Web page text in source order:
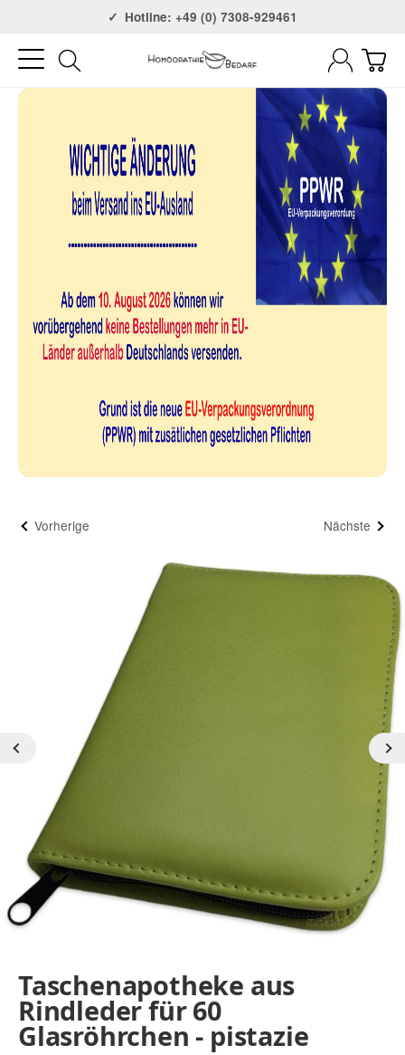
Versandkostenfrei ab 75€Hotline: +49 (0) 7308-929461
Vorherige Nächste
Taschenapotheke aus
Rindleder für 60
Glasröhrchen - pistazie